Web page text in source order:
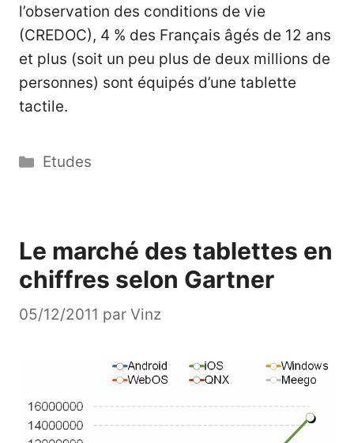
l’observation des conditions de vie
(CREDOC), 4 % des Français âgés de 12 ans
et plus (soit un peu plus de deux millions de
personnes) sont équipés d’une tablette
tactile.
Catégories
Etudes
Le marché des tablettes en
chiffres selon Gartner
05/12/2011 par Vinz